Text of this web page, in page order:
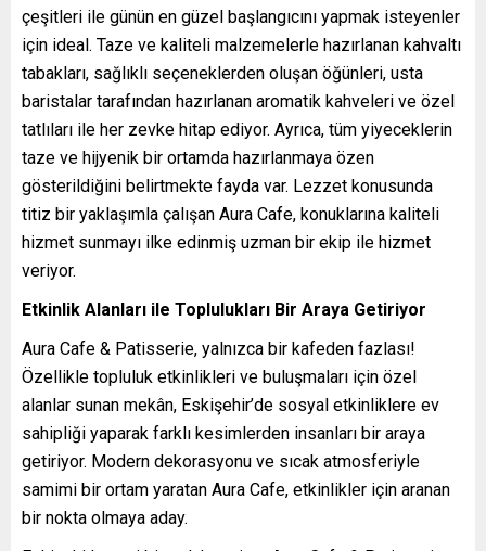
çeşitleri ile günün en güzel başlangıcını yapmak isteyenler
için ideal. Taze ve kaliteli malzemelerle hazırlanan kahvaltı
tabakları, sağlıklı seçeneklerden oluşan öğünleri, usta
baristalar tarafından hazırlanan aromatik kahveleri ve özel
tatlıları ile her zevke hitap ediyor. Ayrıca, tüm yiyeceklerin
taze ve hijyenik bir ortamda hazırlanmaya özen
gösterildiğini belirtmekte fayda var. Lezzet konusunda
titiz bir yaklaşımla çalışan Aura Cafe, konuklarına kaliteli
hizmet sunmayı ilke edinmiş uzman bir ekip ile hizmet
veriyor.
Etkinlik Alanları ile Toplulukları Bir Araya Getiriyor
Aura Cafe & Patisserie, yalnızca bir kafeden fazlası!
Özellikle topluluk etkinlikleri ve buluşmaları için özel
alanlar sunan mekân, Eskişehir’de sosyal etkinliklere ev
sahipliği yaparak farklı kesimlerden insanları bir araya
getiriyor. Modern dekorasyonu ve sıcak atmosferiyle
samimi bir ortam yaratan Aura Cafe, etkinlikler için aranan
bir nokta olmaya aday.